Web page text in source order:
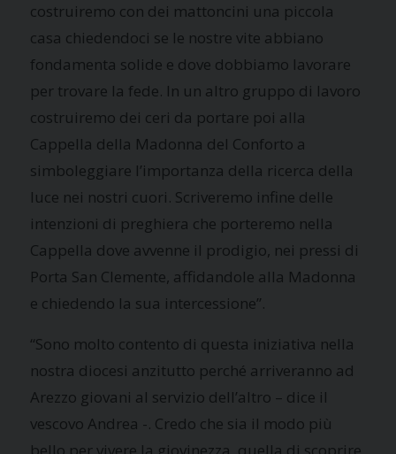
costruiremo con dei mattoncini una piccola
casa chiedendoci se le nostre vite abbiano
fondamenta solide e dove dobbiamo lavorare
per trovare la fede. In un altro gruppo di lavoro
costruiremo dei ceri da portare poi alla
Cappella della Madonna del Conforto a
simboleggiare l’importanza della ricerca della
luce nei nostri cuori. Scriveremo infine delle
intenzioni di preghiera che porteremo nella
Cappella dove avvenne il prodigio, nei pressi di
Porta San Clemente, affidandole alla Madonna
e chiedendo la sua intercessione”.
“Sono molto contento di questa iniziativa nella
nostra diocesi anzitutto perché arriveranno ad
Arezzo giovani al servizio dell’altro – dice il
vescovo Andrea -. Credo che sia il modo più